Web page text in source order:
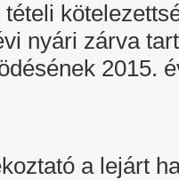
nyári zárva
2015.
a lejárt